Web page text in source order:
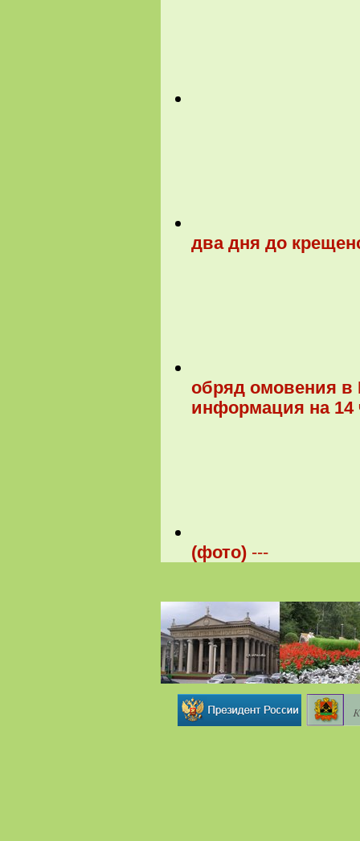
два дня до
обряд омовения в
информация на 14
(фото) ---